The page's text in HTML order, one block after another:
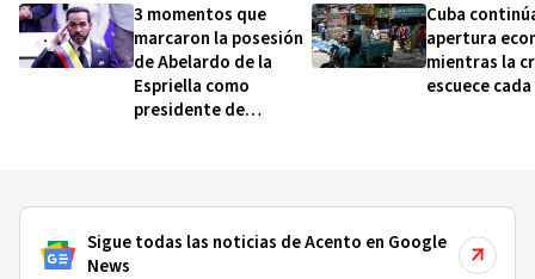
3 momentos que
marcaron la posesión
de Abelardo de la
Espriella como
presidente de
Cuba
apertura
mientras la
escuece
Sigue todas las noticias de Acento en Google
News